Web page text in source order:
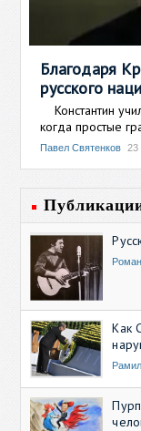
Благодаря
русского
Константин
когда простые
Павел Святенков 23
Как